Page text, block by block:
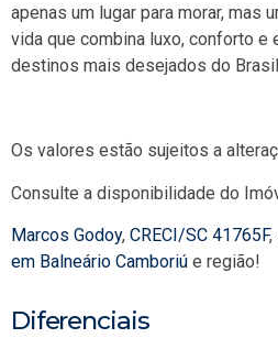
apenas um lugar para morar, mas
vida que combina luxo, conforto e
destinos mais desejados do
Os valores estão sujeitos a
Consulte a disponibilidade do
Marcos Godoy, CRECI/SC 41765F,
em Balneário Camboriú e região!
Diferenciais